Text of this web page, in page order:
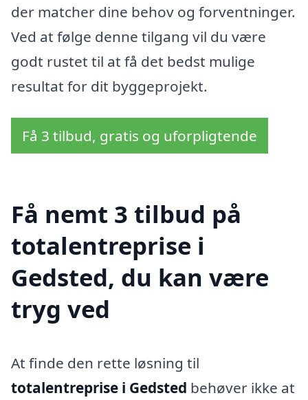
der matcher dine behov og forventninger.
Ved at følge denne tilgang vil du være
godt rustet til at få det bedst mulige
resultat for dit byggeprojekt.
Få 3 tilbud, gratis og uforpligtende
Få nemt 3 tilbud på
totalentreprise i
Gedsted, du kan være
tryg ved
At finde den rette løsning til
totalentreprise i Gedsted behøver ikke at